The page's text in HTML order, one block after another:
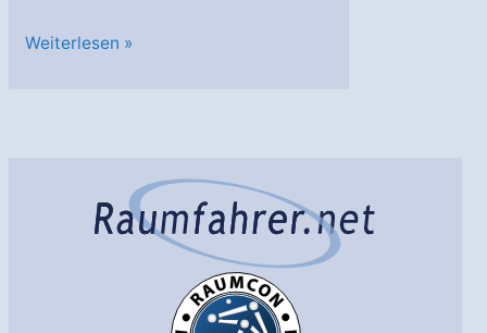
Russischer
Weiterlesen »